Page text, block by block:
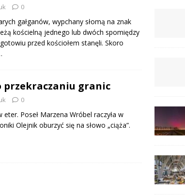
0
gałganów, wypchany słomą na znak
kościelną jednego lub dwóch spomiędzy
przed kościołem stanęli. Skoro
przekraczaniu granic
0
eter. Poseł Marzena Wróbel raczyła w
Olejnik oburzyć się na słowo „ciąża”.